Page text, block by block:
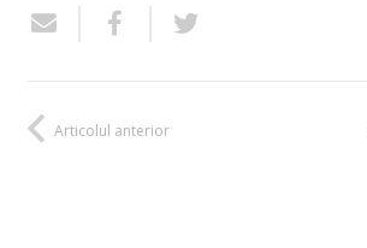
Articolul anterior